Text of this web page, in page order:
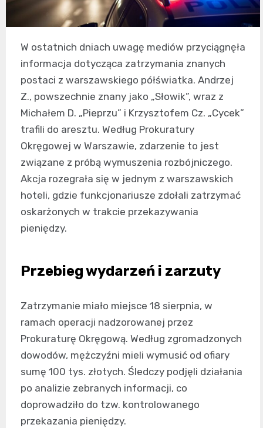
W ostatnich dniach uwagę mediów przyciągnęła
informacja dotycząca zatrzymania znanych
postaci z warszawskiego półświatka. Andrzej
Z., powszechnie znany jako „Słowik”, wraz z
Michałem D. „Pieprzu” i Krzysztofem Cz. „Cycek”
trafili do aresztu. Według Prokuratury
Okręgowej w Warszawie, zdarzenie to jest
związane z próbą wymuszenia rozbójniczego.
Akcja rozegrała się w jednym z warszawskich
hoteli, gdzie funkcjonariusze zdołali zatrzymać
oskarżonych w trakcie przekazywania
pieniędzy.
Przebieg wydarzeń i zarzuty
Zatrzymanie miało miejsce 18 sierpnia, w
ramach operacji nadzorowanej przez
Prokuraturę Okręgową. Według zgromadzonych
dowodów, mężczyźni mieli wymusić od ofiary
sumę 100 tys. złotych. Śledczy podjęli działania
po analizie zebranych informacji, co
doprowadziło do tzw. kontrolowanego
przekazania pieniędzy.